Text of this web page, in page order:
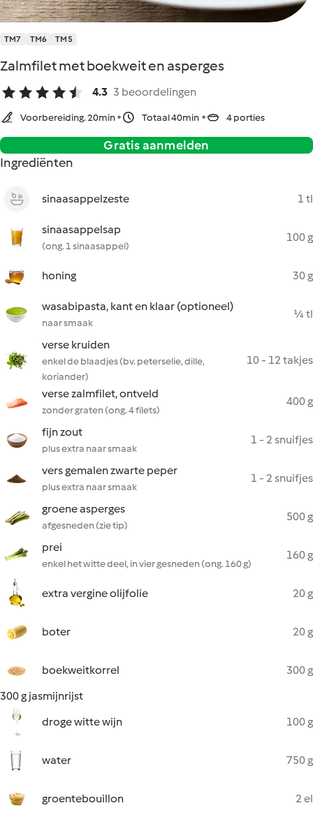
TM7 TM6 TM5
Zalmfilet met boekweit en asperges
4.3 3 beoordelingen
Voorbereiding. 20min Totaal 40min 4 porties
Gratis aanmelden
Ingrediënten
sinaasappelzeste 1 tl
sinaasappelsap
(ong. 1 sinaasappel)
100 g
honing 30 g
wasabipasta, kant en klaar (optioneel)
naar smaak
¼ tl
verse kruiden
enkel de blaadjes (bv. peterselie, dille,
koriander)
10 - 12 takjes
verse zalmfilet, ontveld
zonder graten (ong. 4 filets)
400 g
fijn zout
plus extra naar smaak
1 - 2 snuifjes
vers gemalen zwarte peper
plus extra naar smaak
1 - 2 snuifjes
groene asperges
afgesneden (zie tip)
500 g
prei
enkel het witte deel, in vier gesneden (ong. 160 g)
160 g
extra vergine olijfolie 20 g
boter 20 g
boekweitkorrel
300 g
300 g jasmijnrijst
droge witte wijn
100 g
water 750 g
groentebouillon
2 el